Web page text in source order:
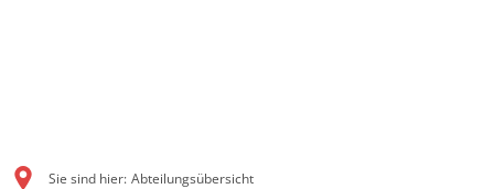
Sie sind hier: Abteilungsübersicht